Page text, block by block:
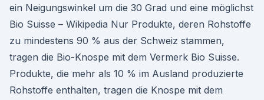
ein Neigungswinkel um die 30 Grad und eine möglichst
Bio Suisse – Wikipedia Nur Produkte, deren Rohstoffe
zu mindestens 90 % aus der Schweiz stammen,
tragen die Bio-Knospe mit dem Vermerk Bio Suisse.
Produkte, die mehr als 10 % im Ausland produzierte
Rohstoffe enthalten, tragen die Knospe mit dem